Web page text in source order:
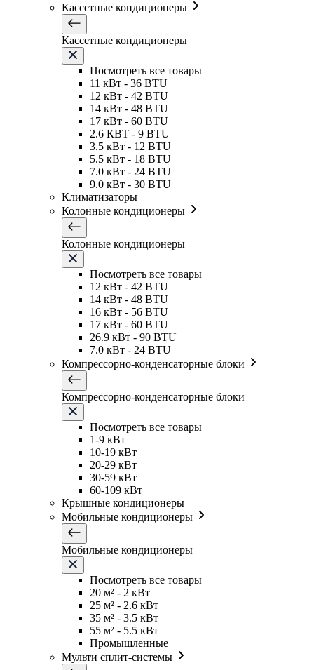
Кассетные кондиционеры
Кассетные кондиционеры
Посмотреть все товары
11 кВт - 36 BTU
12 кВт - 42 BTU
14 кВт - 48 BTU
17 кВт - 60 BTU
2.6 КВТ - 9 BTU
3.5 кВт - 12 BTU
5.5 кВт - 18 BTU
7.0 кВт - 24 BTU
9.0 кВт - 30 BTU
Климатизаторы
Колонные кондиционеры
Колонные кондиционеры
Посмотреть все товары
12 кВт - 42 BTU
14 кВт - 48 BTU
16 кВт - 56 BTU
17 кВт - 60 BTU
26.9 кВт - 90 BTU
7.0 кВт - 24 BTU
Компрессорно-конденсаторные блоки
Компрессорно-конденсаторные блоки
Посмотреть все товары
1-9 кВт
10-19 кВт
20-29 кВт
30-59 кВт
60-109 кВт
Крышные кондиционеры
Мобильные кондиционеры
Мобильные кондиционеры
Посмотреть все товары
20 м² - 2 кВт
25 м² - 2.6 кВт
35 м² - 3.5 кВт
55 м² - 5.5 кВт
Промышленные
Мульти сплит-системы